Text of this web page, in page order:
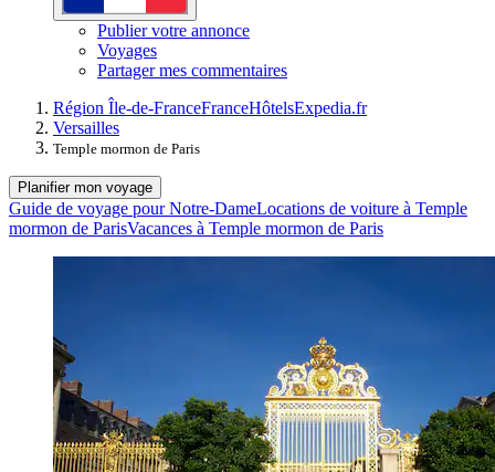
Publier votre annonce
Voyages
Partager mes commentaires
Région Île-de-FranceFranceHôtelsExpedia.fr
Versailles
Temple mormon de Paris
Planifier mon voyage
Guide de voyage pour Notre-DameLocations de voiture à Temple
mormon de ParisVacances à Temple mormon de Paris